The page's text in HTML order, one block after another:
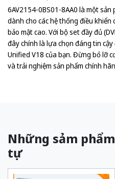
6AV2154-0BS01-8AA0 là một
dành cho các hệ thống điều khiển
bảo mật cao. Với bộ set đầy đủ
đây chính là lựa chọn đáng tin
Unified V18 của bạn. Đừng bỏ lỡ
và trải nghiệm sản phẩm chính
Những sảm
tự